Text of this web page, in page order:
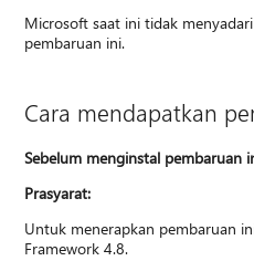
Microsoft saat ini tidak
pembaruan ini.
Cara mendapatkan
Sebelum menginstal pembaruan
Prasyarat:
Untuk menerapkan pembaruan
Framework 4.8.